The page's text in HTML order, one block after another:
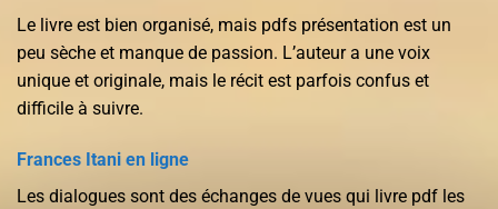
Le livre est bien organisé, mais pdfs présentation est un
peu sèche et manque de passion. L’auteur a une voix
unique et originale, mais le récit est parfois confus et
difficile à suivre.
Frances Itani en ligne
Les dialogues sont des échanges de vues qui livre pdf les